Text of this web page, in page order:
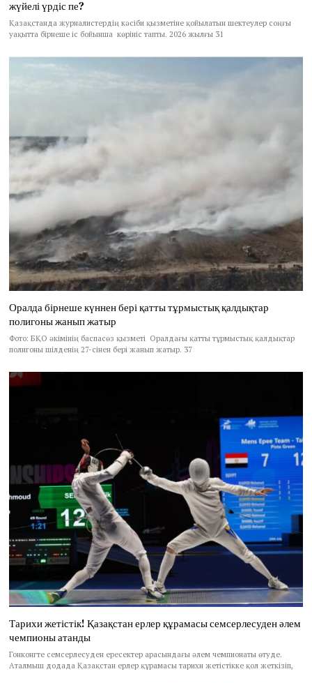
жүйелі үрдіс пе?
Қазақстанда журналистердің кәсіби қызметіне қойылатын шектеулер соңғы
уақытта бірнеше іс бойынша көрініс тапты. 2026 жылғы 31
Оралда бірнеше күннен бері қатты тұрмыстық қалдықтар
полигоны жанып жатыр
Фото: БҚО әкімінің баспасөз қызметі Оралдағы қатты тұрмыстық қалдықтар
полигоны шілденің 27-сінен бері жанып жатыр. 37
Тарихи жетістік! Қазақстан ерлер құрамасы семсерлесуден әлем
чемпионы атанды
Гонконгте семсерлесуден ересектер арасындағы әлем чемпионаты өтуде.
Аталмыш додада Қазақстан ерлер құрамасы тарихи жетістікке қол жеткізіп,